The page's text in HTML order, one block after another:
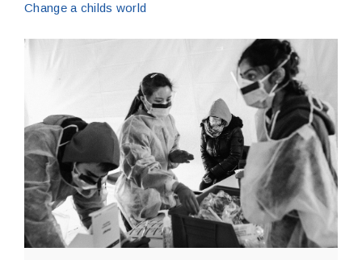
Change a childs world